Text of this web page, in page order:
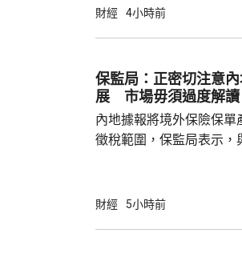
股急升，
元。 其他AI相關股亦
財經 4小時前
保監局：正密切注意
展 市場毋須過度解讀
內地據報將境外保險保單
徵稅範圍，保監局表示，
境外投資收益必須依法申
財經 5小時前